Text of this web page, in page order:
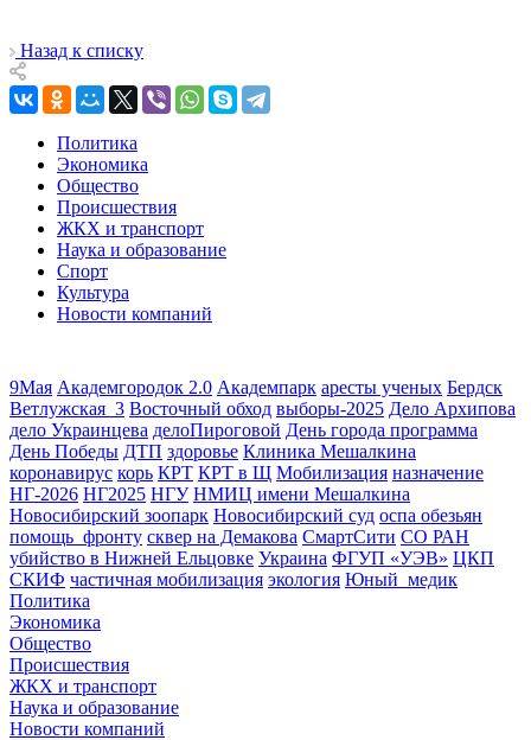
Назад к списку
Политика
Экономика
Общество
Происшествия
ЖКХ и транспорт
Наука и образование
Спорт
Культура
Новости компаний
9Мая Академгородок 2.0 Академпарк аресты ученых Бердск
Ветлужская_3 Восточный обход выборы-2025 Дело Архипова
дело Украинцева делоПироговой День города программа
День Победы ДТП здоровье Клиника Мешалкина
коронавирус корь КРТ КРТ в Щ Мобилизация назначение
НГ-2026 НГ2025 НГУ НМИЦ имени Мешалкина
Новосибирский зоопарк Новосибирский суд оспа обезьян
помощь_фронту сквер на Демакова СмартСити СО РАН
убийство в Нижней Ельцовке Украина ФГУП «УЭВ» ЦКП
СКИФ частичная мобилизация экология Юный_медик
Политика
Экономика
Общество
Происшествия
ЖКХ и транспорт
Наука и образование
Новости компаний